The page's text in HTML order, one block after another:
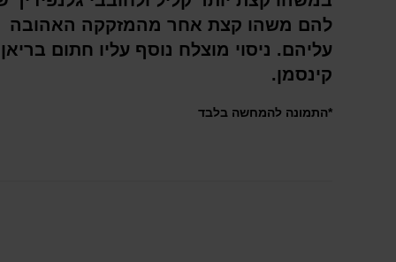
להם משהו קצת אחר מהמזקקה האהובה
עליהם. ניסוי מוצלח נוסף עליו חתום בריאן
קינסמן.
*התמונה להמחשה בלבד